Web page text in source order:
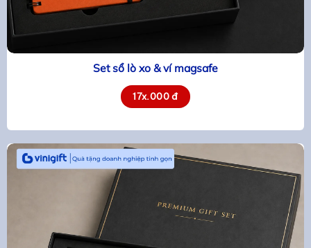
Set sổ lò xo & ví magsafe
17x.000 đ